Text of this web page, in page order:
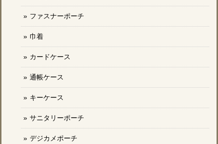
ファスナーポーチ
巾着
カードケース
通帳ケース
キーケース
サニタリーポーチ
デジカメポーチ